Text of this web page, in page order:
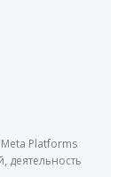
Platforms
деятельность